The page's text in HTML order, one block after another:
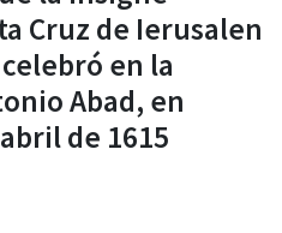
Cruz de Ierusalen
en la
Abad, en
de 1615